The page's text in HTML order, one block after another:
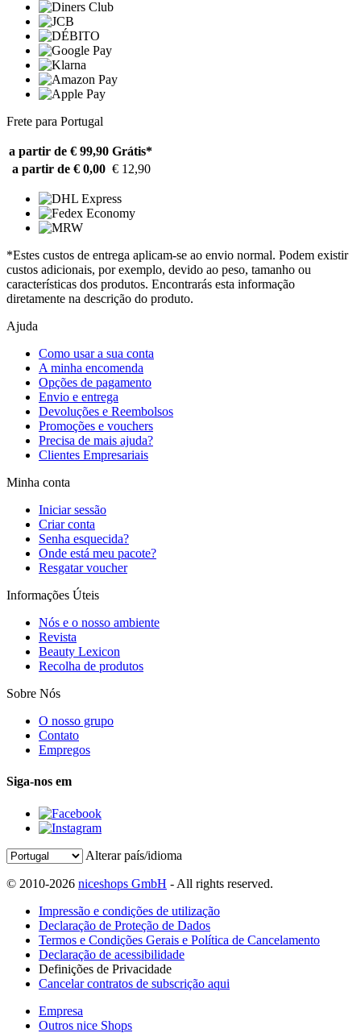
Frete para Portugal
a partir de € 99,90 Grátis*
a partir de € 0,00 € 12,90
*Estes custos de entrega aplicam-se ao envio normal. Podem existir
custos adicionais, por exemplo, devido ao peso, tamanho ou
características dos produtos. Encontrarás esta informação
diretamente na descrição do produto.
Ajuda
Como usar a sua conta
A minha encomenda
Opções de pagamento
Envio e entrega
Devoluções e Reembolsos
Promoções e vouchers
Precisa de mais ajuda?
Clientes Empresariais
Minha conta
Iniciar sessão
Criar conta
Senha esquecida?
Onde está meu pacote?
Resgatar voucher
Informações Úteis
Nós e o nosso ambiente
Revista
Beauty Lexicon
Recolha de produtos
Sobre Nós
O nosso grupo
Contato
Empregos
Siga-nos em
Alterar país/idioma
© 2010-2026 niceshops GmbH - All rights reserved.
Impressão e condições de utilização
Declaração de Proteção de Dados
Termos e Condições Gerais e Política de Cancelamento
Declaração de acessibilidade
Definições de Privacidade
Cancelar contratos de subscrição aqui
Empresa
Outros nice Shops